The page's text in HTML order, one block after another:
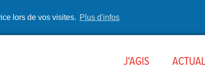
lors de vos visites. Plus d'infos
J'AGIS